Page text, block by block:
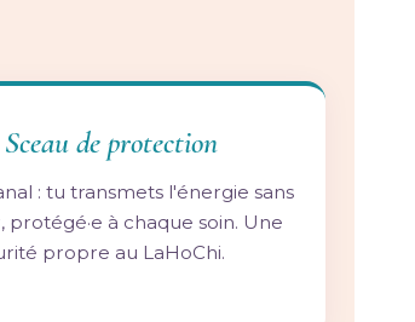
de protection
: tu transmets l'énergie sans
protégé·e à chaque soin. Une
propre au LaHoChi.